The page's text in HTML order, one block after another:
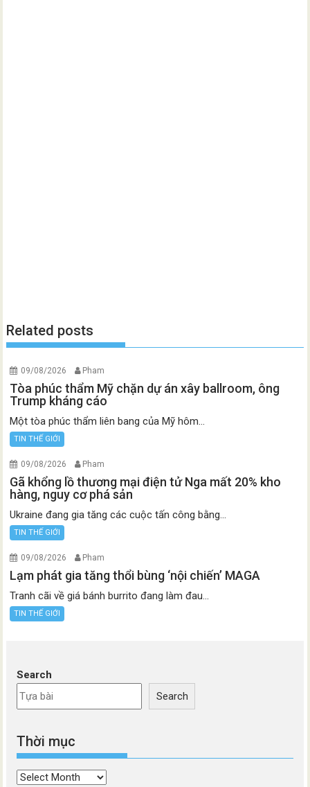
Related posts
09/08/2026 Pham
Tòa phúc thẩm Mỹ chặn dự án xây ballroom, ông
Trump kháng cáo
Một tòa phúc thẩm liên bang của Mỹ hôm...
TIN THẾ GIỚI
09/08/2026 Pham
Gã khổng lồ thương mại điện tử Nga mất 20% kho
hàng, nguy cơ phá sản
Ukraine đang gia tăng các cuộc tấn công bằng...
TIN THẾ GIỚI
09/08/2026 Pham
Lạm phát gia tăng thổi bùng ‘nội chiến’ MAGA
Tranh cãi về giá bánh burrito đang làm đau...
TIN THẾ GIỚI
Search
Search
Thời mục
Thời